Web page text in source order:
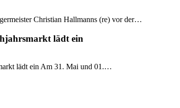
Christian Hallmanns (re) vor der…
lädt ein
lädt ein Am 31. Mai und 01.…